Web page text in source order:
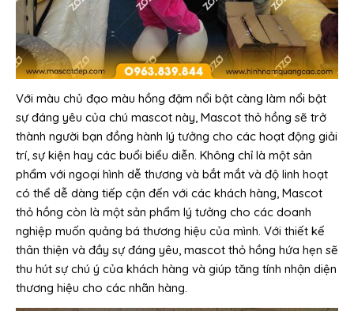
Với màu chủ đạo màu hồng đậm nổi bật càng làm nổi bật
sự đáng yêu của chú mascot này, Mascot thỏ hồng sẽ trở
thành người bạn đồng hành lý tưởng cho các hoạt động giải
trí, sự kiện hay các buổi biểu diễn. Không chỉ là một sản
phẩm với ngoại hình dễ thương và bắt mắt và độ linh hoạt
có thể dễ dàng tiếp cận đến với các khách hàng, Mascot
thỏ hồng còn là một sản phẩm lý tưởng cho các doanh
nghiệp muốn quảng bá thương hiệu của mình. Với thiết kế
thân thiện và đầy sự đáng yêu, mascot thỏ hồng hứa hẹn sẽ
thu hút sự chú ý của khách hàng và giúp tăng tính nhận diện
thương hiệu cho các nhãn hàng.